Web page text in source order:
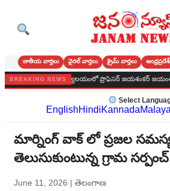
జాతీయ వార్తలు వైరల్ వార్తలు క్రైమ్ వార్తలు ఆంధ్రప్రదేశ్
BREAKING NEWS
పురపాలక కార్యాలయంలో ప్రొఫెసర్ జయశంకర్ జయంతి
Select
EnglishHindiKannada
మార్నింగ్ వాక్ లో ప్రజల
తెలుసుకుంటున్న గ్రామ
June 11, 2026 | తెలంగాణ